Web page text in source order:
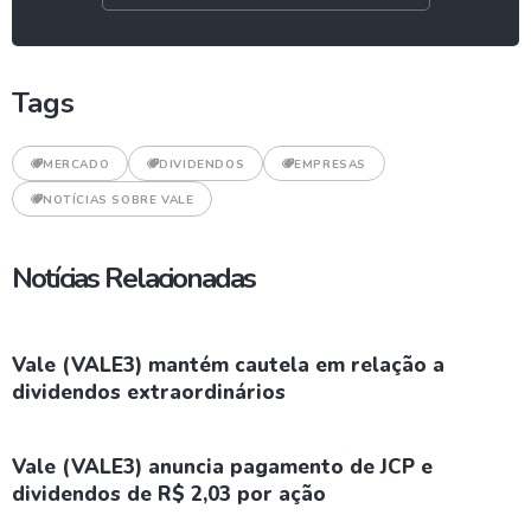
Tags
MERCADO DIVIDENDOS EMPRESAS
NOTÍCIAS SOBRE VALE
Notícias Relacionadas
Vale (VALE3) mantém cautela em relação a
dividendos extraordinários
Vale (VALE3) anuncia pagamento de JCP e
dividendos de R$ 2,03 por ação